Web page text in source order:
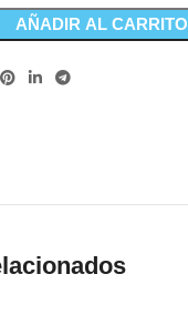
AÑADIR AL CARRITO